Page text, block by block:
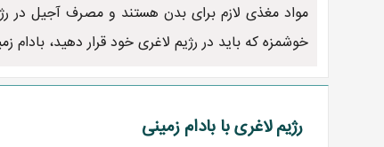
مواد مغذی لازم برای بدن هستند و مصرف آجیل در
خوشمزه که باید در رژیم لاغری خود قرار دهید، بادام
رژیم لاغری با بادام زمینی